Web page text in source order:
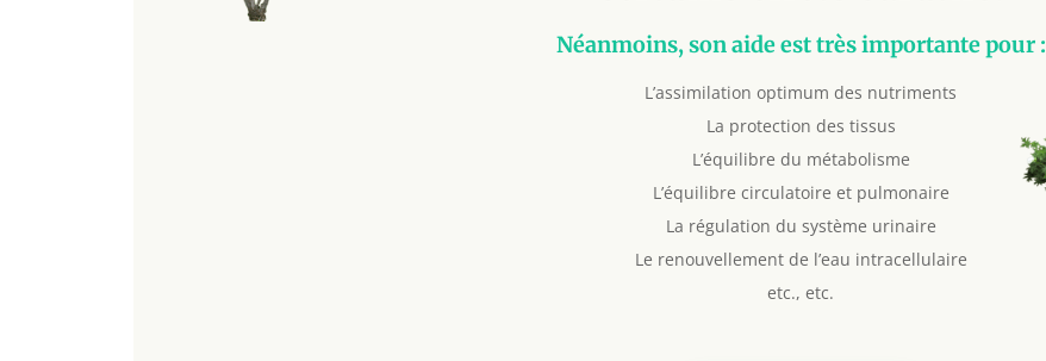
Néanmoins, son aide est très importante pour :
L’assimilation optimum des nutriments
La protection des tissus
L’équilibre du métabolisme
L’équilibre circulatoire et pulmonaire
La régulation du système urinaire
Le renouvellement de l’eau intracellulaire
etc., etc.